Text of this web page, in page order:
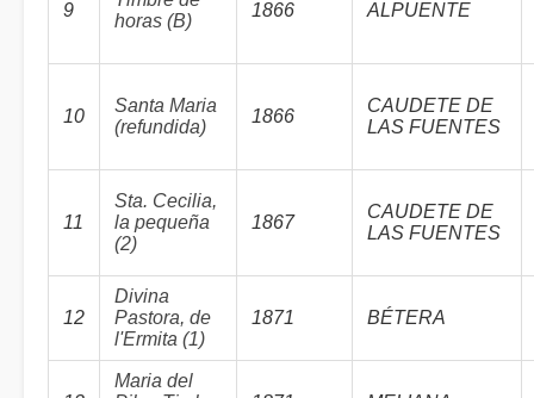
9
horas (B)
1866 ALPUENTE
10
Santa Maria
(refundida)
1866
CAUDETE DE
LAS FUENTES
11
Sta. Cecilia,
la pequeña
(2)
1867
CAUDETE DE
LAS FUENTES
12
Divina
Pastora, de
l'Ermita (1)
1871 BÉTERA
Maria del